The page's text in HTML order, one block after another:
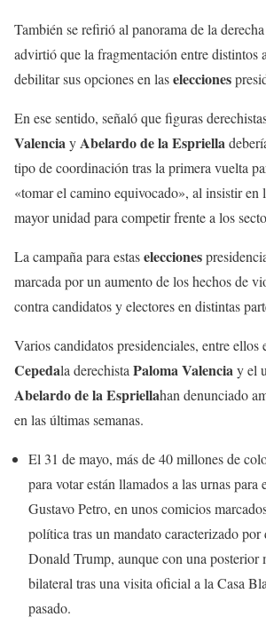
También se refirió al panorama de la
advirtió que la fragmentación entre distintos
debilitar sus opciones en laselecciones
En ese sentido, señaló que figuras
ValenciayAbelardo de la Espriella
tipo de coordinación tras la primera vuelta
«tomar el camino equivocado», al insistir en
mayor unidad para competir frente a los
La campaña para estaselecciones
marcada por un aumento de los hechos de
contra candidatos y electores en distintas
Varios candidatos presidenciales, entre ellos
Cepedala derechista Paloma Valenciay el
Abelardo de la Espriellahan denunciado
en las últimas semanas.
El 31 de mayo, más de 40 millones de
para votar están llamados a las urnas para
Gustavo Petro, en unos comicios
política tras un mandato caracterizado por
Donald Trump, aunque con una posterior
bilateral tras una visita oficial a la Casa
pasado.